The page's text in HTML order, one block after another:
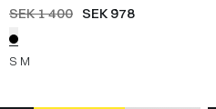
SEK 1 400 SEK 978
S M